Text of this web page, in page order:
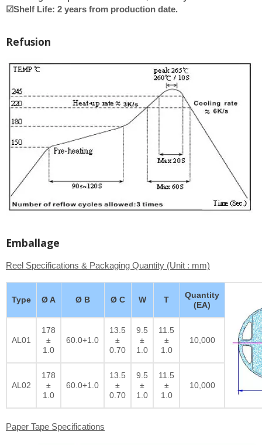
☑Shelf Life: 2 years from production date.
Refusion
Emballage
Reel Specifications & Packaging Quantity (Unit : mm)
Type Ø A Ø B Ø C W T
Quantity
(EA)
AL01
178
±
1.0
60.0+1.0
13.5
±
0.70
9.5
±
1.0
11.5
±
1.0
10,000
AL02
178
±
1.0
60.0+1.0
13.5
±
0.70
9.5
±
1.0
11.5
±
1.0
10,000
Paper Tape Specifications